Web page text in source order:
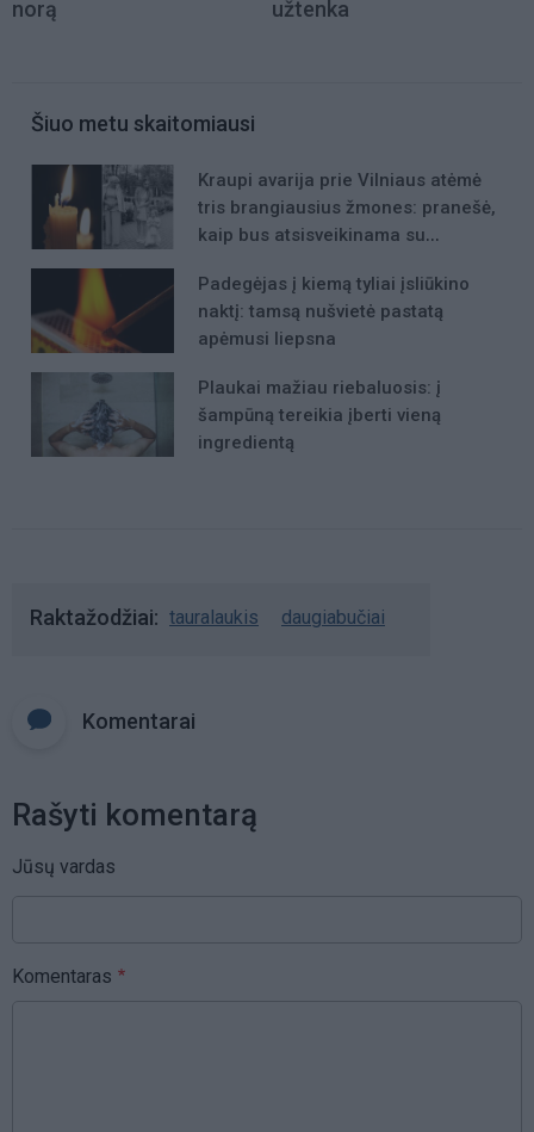
norą užtenka
Šiuo metu skaitomiausi
Kraupi avarija prie Vilniaus atėmė
tris brangiausius žmones: pranešė,
kaip bus atsisveikinama su
Padegėjas į kiemą tyliai įsliūkino
naktį: tamsą nušvietė pastatą
apėmusi liepsna
Plaukai mažiau riebaluosis: į
šampūną tereikia įberti vieną
ingredientą
Raktažodžiai tauralaukis daugiabučiai
Komentarai
Rašyti komentarą
Jūsų vardas
Komentaras